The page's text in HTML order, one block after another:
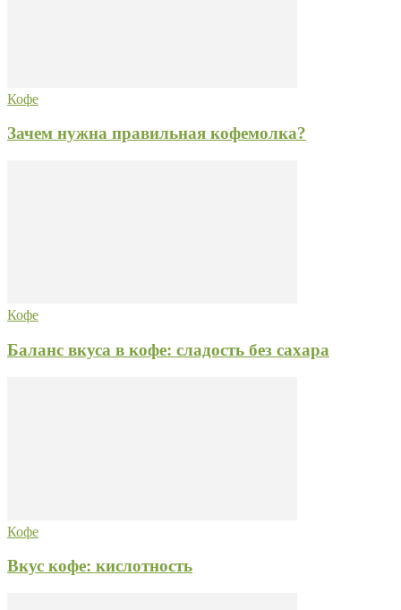
Кофе
Зачем нужна правильная кофемолка?
Кофе
Баланс вкуса в кофе: сладость без сахара
Кофе
Вкус кофе: кислотность